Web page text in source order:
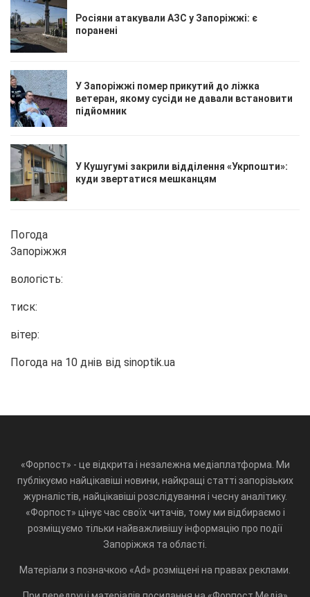
Росіяни атакували АЗС у Запоріжжі: є
поранені
У Запоріжжі помер прикутий до ліжка
ветеран, якому сусіди не давали встановити
підйомник
У Кушугумі закрили відділення «Укрпошти»:
куди звертатися мешканцям
Погода
Запоріжжя
вологість:
тиск:
вітер:
Погода на 10 днів від sinoptik.ua
«Форпост» - це відкрита і незалежна медіаплатформа. Ми
публікуємо найцікавіші новини, найкращі статті запорізьких
журналістів, найцікавіші розслідування і чесну аналітику.
«Форпост» цінує час своїх читачів, тому ми відбираємо і
розміщуємо тільки найважливішу інформацію про події
Запоріжжя та області.
Матеріали з позначкою «Ad» розміщені на правах реклами.